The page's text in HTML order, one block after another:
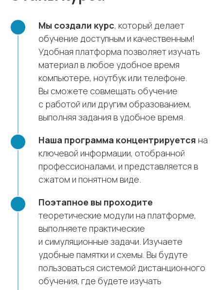
Мы создали курс, который делает
обучение доступным и качественным!
Удобная платформа позволяет изучать
материал в любое удобное время
компьютере, ноутбук или телефоне.
Вы сможете совмещать обучение
с работой или другим образованием,
выполняя задания в удобное время.
Наша программа концентрируется на
ключевой информации, отобранной
профессионалами, и представляется в
сжатом и понятном виде.
Поэтапное вы проходите
теоретические модули на платформе,
выполняете практические
и симуляционные задачи. Изучаете
удобные памятки и схемы. Вы будуте
пользоваться системой дистанционного
обучения, где будете изучать